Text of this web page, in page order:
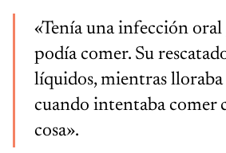
«Tenía una infección oral
podía comer. Su
líquidos, mientras
cuando intentaba comer
cosa».